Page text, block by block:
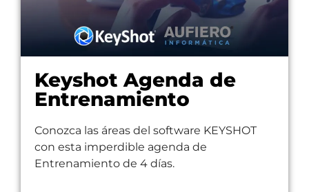
Keyshot Agenda de
Entrenamiento
Conozca las áreas del software KEYSHOT
con esta imperdible agenda de
Entrenamiento de 4 días.